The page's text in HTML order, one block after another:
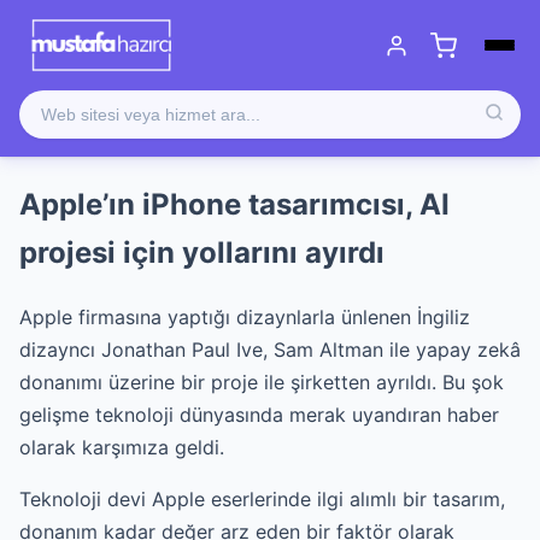
Apple’ın iPhone tasarımcısı, AI
projesi için yollarını ayırdı
Apple firmasına yaptığı dizaynlarla ünlenen İngiliz
dizayncı Jonathan Paul Ive, Sam Altman ile yapay zekâ
donanımı üzerine bir proje ile şirketten ayrıldı. Bu şok
gelişme teknoloji dünyasında merak uyandıran haber
olarak karşımıza geldi.
Teknoloji devi Apple eserlerinde ilgi alımlı bir tasarım,
donanım kadar değer arz eden bir faktör olarak